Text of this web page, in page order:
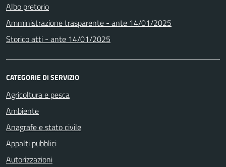
Albo pretorio
Amministrazione trasparente - ante 14/01/2025
Storico atti - ante 14/01/2025
CATEGORIE DI SERVIZIO
Agricoltura e pesca
Ambiente
Anagrafe e stato civile
Appalti pubblici
Autorizzazioni